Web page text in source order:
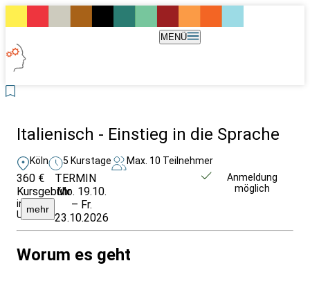
MENÜ
Italienisch - Einstieg in die Sprache
Köln 5 Kurstage Max. 10 Teilnehmer
360 €
Kursgebühr
inkl.
Unterrichtsmaterial
mehr
TERMIN
Mo. 19.10.
– Fr.
23.10.2026
Anmeldung
möglich
Worum es geht